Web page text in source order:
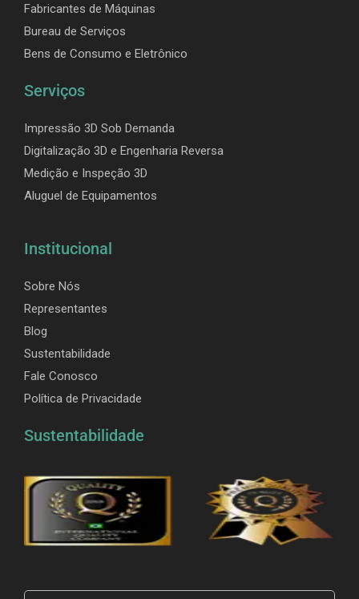
Fabricantes de Máquinas
Bureau de Serviços
Bens de Consumo e Eletrônico
Serviços
Impressão 3D Sob Demanda
Digitalização 3D e Engenharia Reversa
Medição e Inspeção 3D
Aluguel de Equipamentos
Institucional
Sobre Nós
Representantes
Blog
Sustentabilidade
Fale Conosco
Política de Privacidade
Sustentabilidade